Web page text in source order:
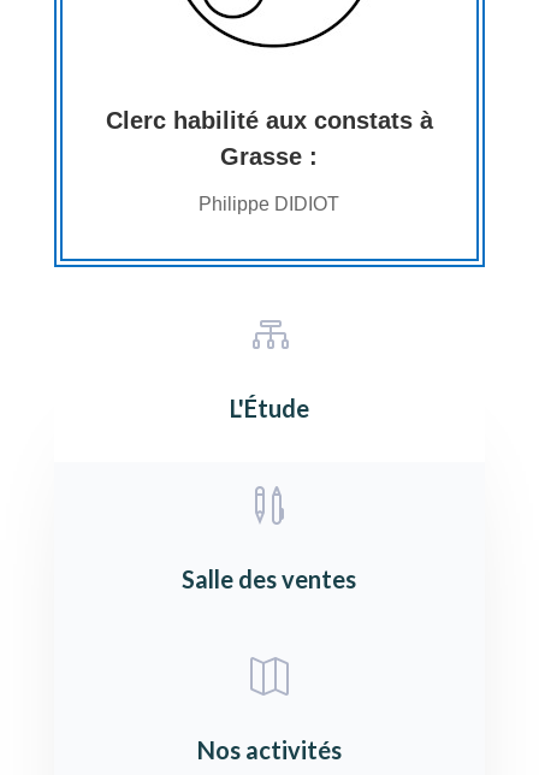
Clerc habilité aux constats à
Grasse :
Philippe DIDIOT

L'Étude

Salle des ventes

Nos activités